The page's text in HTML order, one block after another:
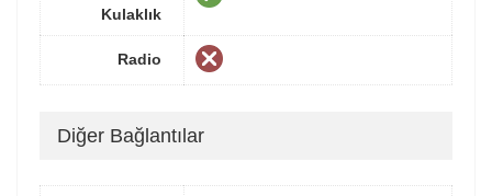
Kulaklık
Radio
Diğer Bağlantılar